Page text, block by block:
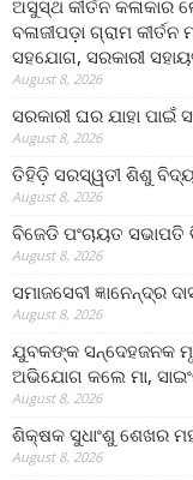
ଅସୁସ୍ଥ କୀର୍ତନ କଳାକାର
ବଳାଜୀପଡ଼ା ଗ୍ରାମ
ସହଯୋଗ, ସରକାରୀ
August 8, 2026
ସରକାରୀ ଘର ଯାହା ପାଇଁ
August 8, 2026
ତିହିଡି଼ ସରସ୍ୱତୀ ଶିଶୁ
August 8, 2026
ବିଜେଡି ପଂଚାୟତ ସଭାପତି
August 8, 2026
ସମାଜସେବୀ ଜ୍ଞାନେନ୍ଦ୍ର
August 8, 2026
ଯୁବକଙ୍କ ସନ୍ଦେହଜନକ
ଅଭିଯୋଗ କଲେ ମା,
August 8, 2026
ଶିକ୍ଷକ ସୁଧାଂଶୁ ଶେଖର
August 8, 2026